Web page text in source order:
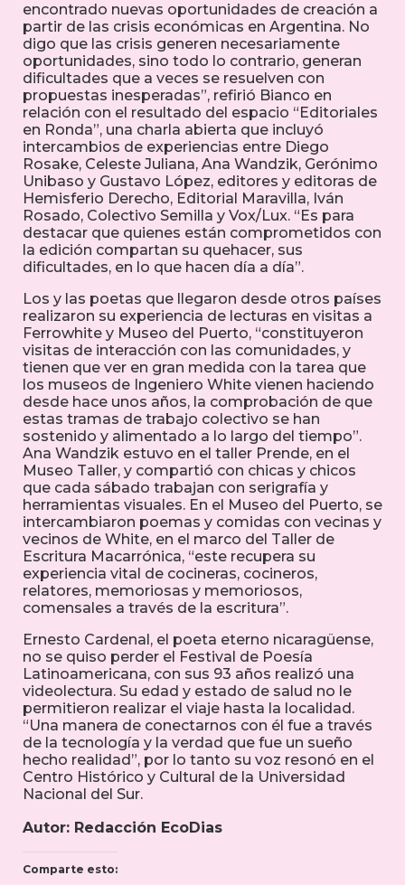
encontrado nuevas oportunidades de creación a
partir de las crisis económicas en Argentina. No
digo que las crisis generen necesariamente
oportunidades, sino todo lo contrario, generan
dificultades que a veces se resuelven con
propuestas inesperadas”, refirió Bianco en
relación con el resultado del espacio “Editoriales
en Ronda”, una charla abierta que incluyó
intercambios de experiencias entre Diego
Rosake, Celeste Juliana, Ana Wandzik, Gerónimo
Unibaso y Gustavo López, editores y editoras de
Hemisferio Derecho, Editorial Maravilla, Iván
Rosado, Colectivo Semilla y Vox/Lux. “Es para
destacar que quienes están comprometidos con
la edición compartan su quehacer, sus
dificultades, en lo que hacen día a día”.
Los y las poetas que llegaron desde otros países
realizaron su experiencia de lecturas en visitas a
Ferrowhite y Museo del Puerto, “constituyeron
visitas de interacción con las comunidades, y
tienen que ver en gran medida con la tarea que
los museos de Ingeniero White vienen haciendo
desde hace unos años, la comprobación de que
estas tramas de trabajo colectivo se han
sostenido y alimentado a lo largo del tiempo”.
Ana Wandzik estuvo en el taller Prende, en el
Museo Taller, y compartió con chicas y chicos
que cada sábado trabajan con serigrafía y
herramientas visuales. En el Museo del Puerto, se
intercambiaron poemas y comidas con vecinas y
vecinos de White, en el marco del Taller de
Escritura Macarrónica, “este recupera su
experiencia vital de cocineras, cocineros,
relatores, memoriosas y memoriosos,
comensales a través de la escritura”.
Ernesto Cardenal, el poeta eterno nicaragüense,
no se quiso perder el Festival de Poesía
Latinoamericana, con sus 93 años realizó una
videolectura. Su edad y estado de salud no le
permitieron realizar el viaje hasta la localidad.
“Una manera de conectarnos con él fue a través
de la tecnología y la verdad que fue un sueño
hecho realidad”, por lo tanto su voz resonó en el
Centro Histórico y Cultural de la Universidad
Nacional del Sur.
Autor: Redacción EcoDias
Comparte esto: